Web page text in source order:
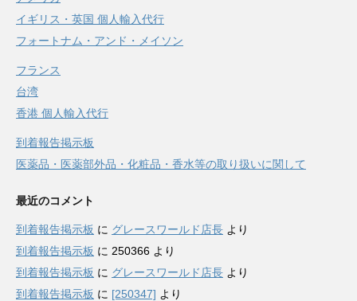
イギリス・英国 個人輸入代行
フォートナム・アンド・メイソン
フランス
台湾
香港 個人輸入代行
到着報告掲示板
医薬品・医薬部外品・化粧品・香水等の取り扱いに関して
最近のコメント
到着報告掲示板 に グレースワールド店長 より
到着報告掲示板 に 250366 より
到着報告掲示板 に グレースワールド店長 より
到着報告掲示板 に [250347] より